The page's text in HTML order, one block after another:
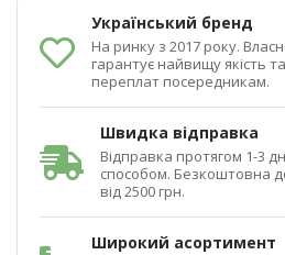
Український бренд
На ринку з 2017 року.
гарантує найвищу якість
переплат посередникам.
Швидка відправка
Відправка протягом 1-3
способом. Безкоштовна
від 2500 грн.
Широкий асортимент